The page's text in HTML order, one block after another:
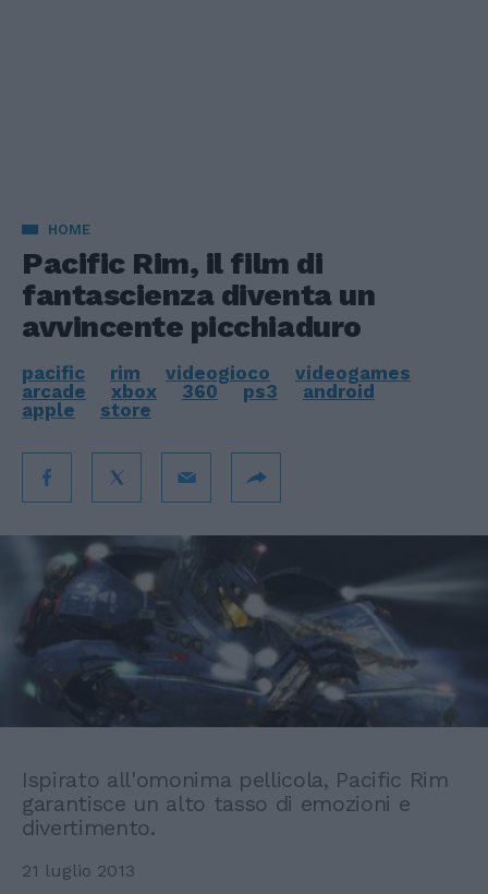
HOME
Pacific Rim, il film di
fantascienza diventa un
avvincente picchiaduro
pacific rim videogioco
videogames
arcade
xbox 360 ps3
android
apple
store
Ispirato all'omonima pellicola, Pacific Rim
garantisce un alto tasso di emozioni e
divertimento.
21 luglio 2013